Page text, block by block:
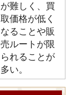
が難しく、買
取価格が低く
なることや販
売ルートが限
られることが
多い。